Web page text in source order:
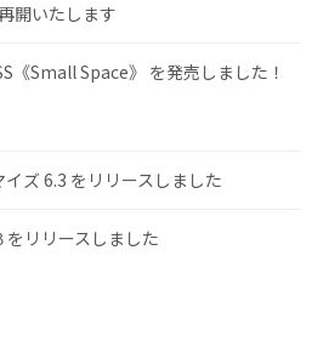
開いたします
《Small Space》 を発売しました！
ズ 6.3 をリリースしました
リリースしました